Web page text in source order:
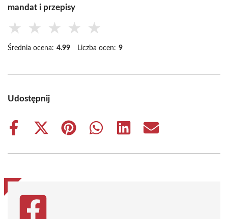
mandat i przepisy
★ ★ ★ ★ ★
Średnia ocena: 4.99 Liczba ocen: 9
Udostępnij
Share
Share
(Twitter)
Share
Share
Share
Share